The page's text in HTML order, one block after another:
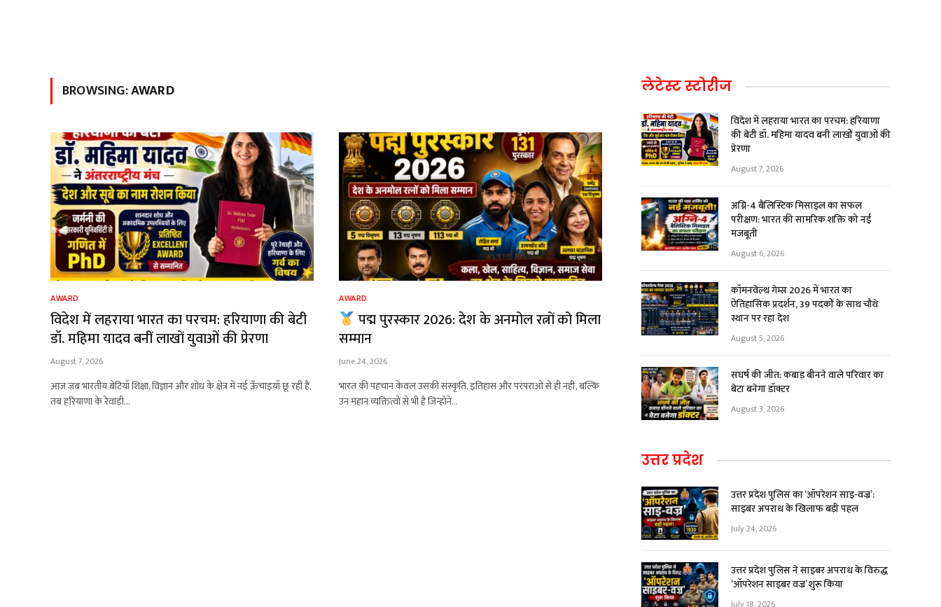
BROWSING:AWARD
AWARD
विदेश में लहराया भारत का परचम: हरियाणा की बेटी
डॉ. महिमा यादव बनीं लाखों युवाओं की प्रेरणा
August 7, 2026
आज जब भारतीय बेटियाँ शिक्षा, विज्ञान और शोध के क्षेत्र में नई ऊँचाइयाँ छू रही हैं,
तब हरियाणा के रेवाड़ी…
AWARD
पद्म पुरस्कार 2026: देश के अनमोल रत्नों को मिला
सम्मान
June 24, 2026
भारत की पहचान केवल उसकी संस्कृति, इतिहास और परंपराओं से ही नहीं, बल्कि
उन महान व्यक्तित्वों से भी है जिन्होंने…
लेटेस्ट स्टोरीज
विदेश में लहराया भारत का परचम: हरियाणा
की बेटी डॉ. महिमा यादव बनीं लाखों युवाओं की
प्रेरणा
August 7, 2026
अग्नि-4 बैलिस्टिक मिसाइल का सफल
परीक्षण: भारत की सामरिक शक्ति को नई
मजबूती
August 6, 2026
कॉमनवेल्थ गेम्स 2026 में भारत का
ऐतिहासिक प्रदर्शन, 39 पदकों के साथ चौथे
स्थान पर रहा देश
August 5, 2026
संघर्ष की जीत: कबाड़ बीनने वाले परिवार का
बेटा बनेगा डॉक्टर
August 3, 2026
उत्तर प्रदेश
उत्तर प्रदेश पुलिस का ‘ऑपरेशन साइ-वज्र’:
साइबर अपराध के खिलाफ बड़ी पहल
July 24, 2026
उत्तर प्रदेश पुलिस ने साइबर अपराध के विरुद्ध
‘ऑपरेशन साइबर वज्र’ शुरू किया
July 18, 2026